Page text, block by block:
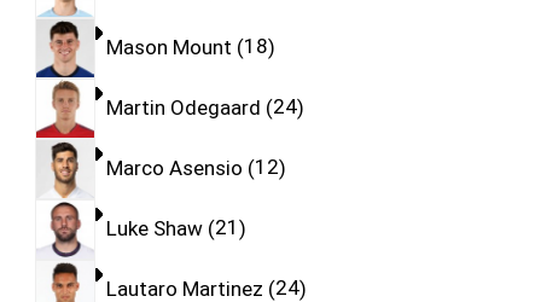
Mason Mount 18
Martin Odegaard 24
Marco Asensio 12
Luke Shaw 21
Lautaro Martinez 24